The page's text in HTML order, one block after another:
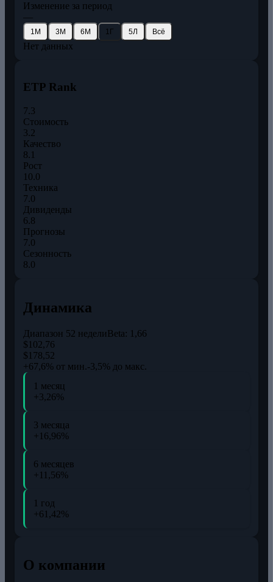
Изменение за период
—
1М 3М 6М 1Г 5Л Всё
Нет данных
ETP Rank
7.3
Стоимость
3.2
Качество
8.1
Рост
10.0
Техника
7.0
Дивиденды
6.8
Прогнозы
7.0
Сезонность
8.0
Динамика
Диапазон 52 неделиBeta: 1,66
$102,76
$178,52
+67,6% от мин.-3,5% до макс.
1 месяц
+3,26%
3 месяца
+16,96%
6 месяцев
+11,56%
1 год
+61,42%
О компании